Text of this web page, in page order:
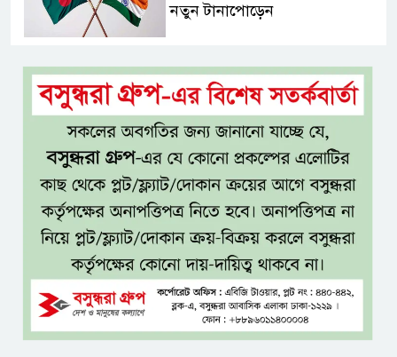
নতুন টানাপোড়েন
মজুদদারির বিরুদ্ধে বিশেষ ক্ষমতা
আইন প্রয়োগের হুঁশিয়ারি আইনমন্ত্রীর
বিশ্বকাপে মেসিকে লক্ষ্য করে
হামলার হুমকি, নিশানায় ছিলেন
রোনাল্ডোও
প্রধানমন্ত্রীর প্রথম চট্টগ্রাম সফর,
উচ্ছ্বসিত নেতাকর্মীরা
জুলাই গণঅভ্যুত্থানের কৃতিত্ব পুরো
জাতির: তথ্যমন্ত্রী